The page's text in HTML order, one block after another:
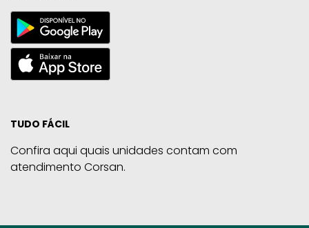
TUDO FÁCIL
Confira aqui quais unidades contam com
atendimento Corsan.